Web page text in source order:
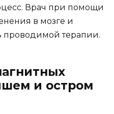
Врач при помощи
в мозге и
проводимой терапии.
и остром